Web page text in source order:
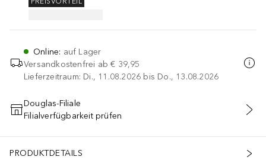
Online: auf Lager
Versandkostenfrei ab € 39,95
Lieferzeitraum: Di., 11.08.2026 bis Do., 13.08.2026
IN DEN WARENKORB
Douglas-Filiale
Filialverfügbarkeit prüfen
PRODUKTDETAILS